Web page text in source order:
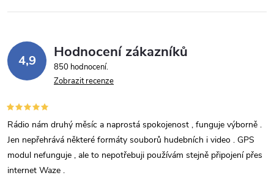
r
v
k
v
ý
p
4,9 Hodnocení zákazníků
850 hodnocení
Zobrazit recenze
Rádio nám druhý měsíc a naprostá spokojenost , funguje výborně .
Jen nepřehrává některé formáty souborů hudebních i video . GPS
modul nefunguje , ale to nepotřebuji používám stejně připojení přes
internet Waze .